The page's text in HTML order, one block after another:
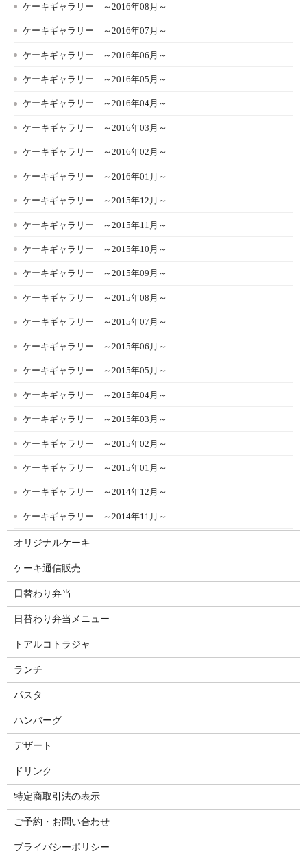
ケーキギャラリー ～2016年08月～
ケーキギャラリー ～2016年07月～
ケーキギャラリー ～2016年06月～
ケーキギャラリー ～2016年05月～
ケーキギャラリー ～2016年04月～
ケーキギャラリー ～2016年03月～
ケーキギャラリー ～2016年02月～
ケーキギャラリー ～2016年01月～
ケーキギャラリー ～2015年12月～
ケーキギャラリー ～2015年11月～
ケーキギャラリー ～2015年10月～
ケーキギャラリー ～2015年09月～
ケーキギャラリー ～2015年08月～
ケーキギャラリー ～2015年07月～
ケーキギャラリー ～2015年06月～
ケーキギャラリー ～2015年05月～
ケーキギャラリー ～2015年04月～
ケーキギャラリー ～2015年03月～
ケーキギャラリー ～2015年02月～
ケーキギャラリー ～2015年01月～
ケーキギャラリー ～2014年12月～
ケーキギャラリー ～2014年11月～
オリジナルケーキ
ケーキ通信販売
日替わり弁当
日替わり弁当メニュー
トアルコトラジャ
ランチ
パスタ
ハンバーグ
デザート
ドリンク
特定商取引法の表示
ご予約・お問い合わせ
プライバシーポリシー